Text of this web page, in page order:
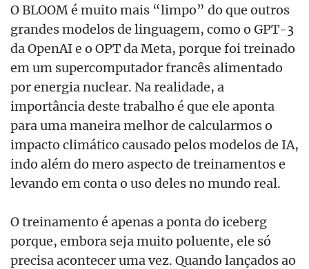
O BLOOM é muito mais “limpo” do que outros
grandes modelos de linguagem, como o GPT-3
da OpenAI e o OPT da Meta, porque foi treinado
em um supercomputador francês alimentado
por energia nuclear. Na realidade, a
importância deste trabalho é que ele aponta
para uma maneira melhor de calcularmos o
impacto climático causado pelos modelos de IA,
indo além do mero aspecto de treinamentos e
levando em conta o uso deles no mundo real.
O treinamento é apenas a ponta do iceberg
porque, embora seja muito poluente, ele só
precisa acontecer uma vez. Quando lançados ao